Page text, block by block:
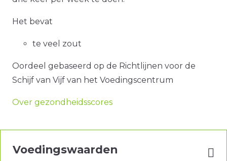
Het bevat
te veel zout
Oordeel gebaseerd op de Richtlijnen voor de
Schijf van Vijf van het Voedingscentrum
Over gezondheidsscores
Voedingswaarden